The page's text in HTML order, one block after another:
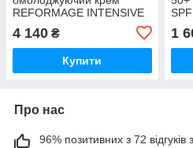
REFORMAGE INTENSIVE
CREAM JeuDerm, 50 мл
4 140 ₴
Купити
1
Про нас
96% позитивних з 72 відгуків